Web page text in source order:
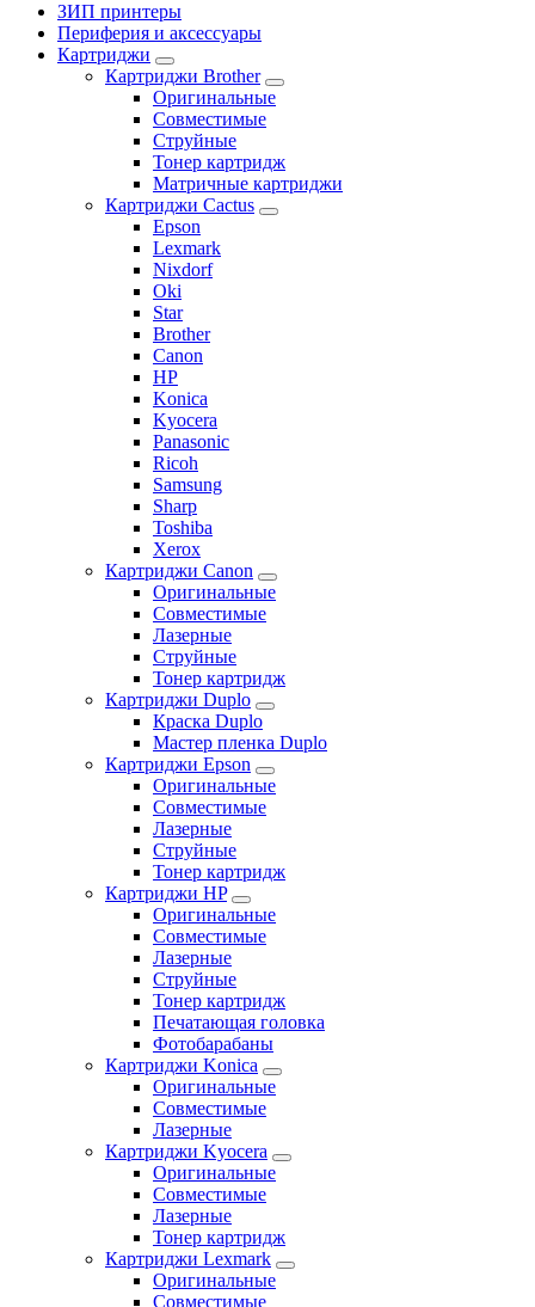
ЗИП принтеры
Периферия и аксессуары
Картриджи
Картриджи Brother
Оригинальные
Совместимые
Струйные
Тонер картридж
Матричные картриджи
Картриджи Cactus
Epson
Lexmark
Nixdorf
Oki
Star
Brother
Canon
HP
Konica
Kyocera
Panasonic
Ricoh
Samsung
Sharp
Toshiba
Xerox
Картриджи Canon
Оригинальные
Совместимые
Лазерные
Струйные
Тонер картридж
Картриджи Duplo
Краска Duplo
Мастер пленка Duplo
Картриджи Epson
Оригинальные
Совместимые
Лазерные
Струйные
Тонер картридж
Картриджи HP
Оригинальные
Совместимые
Лазерные
Струйные
Тонер картридж
Печатающая головка
Фотобарабаны
Картриджи Konica
Оригинальные
Совместимые
Лазерные
Картриджи Kyocera
Оригинальные
Совместимые
Лазерные
Тонер картридж
Картриджи Lexmark
Оригинальные
Совместимые